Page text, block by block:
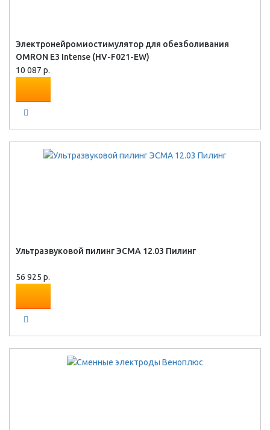
Электронейромиостимулятор для обезболивания
OMRON Е3 Intense (HV-F021-EW)
10 087 р.
Ультразвуковой пилинг ЭСМА 12.03 Пилинг
56 925 р.